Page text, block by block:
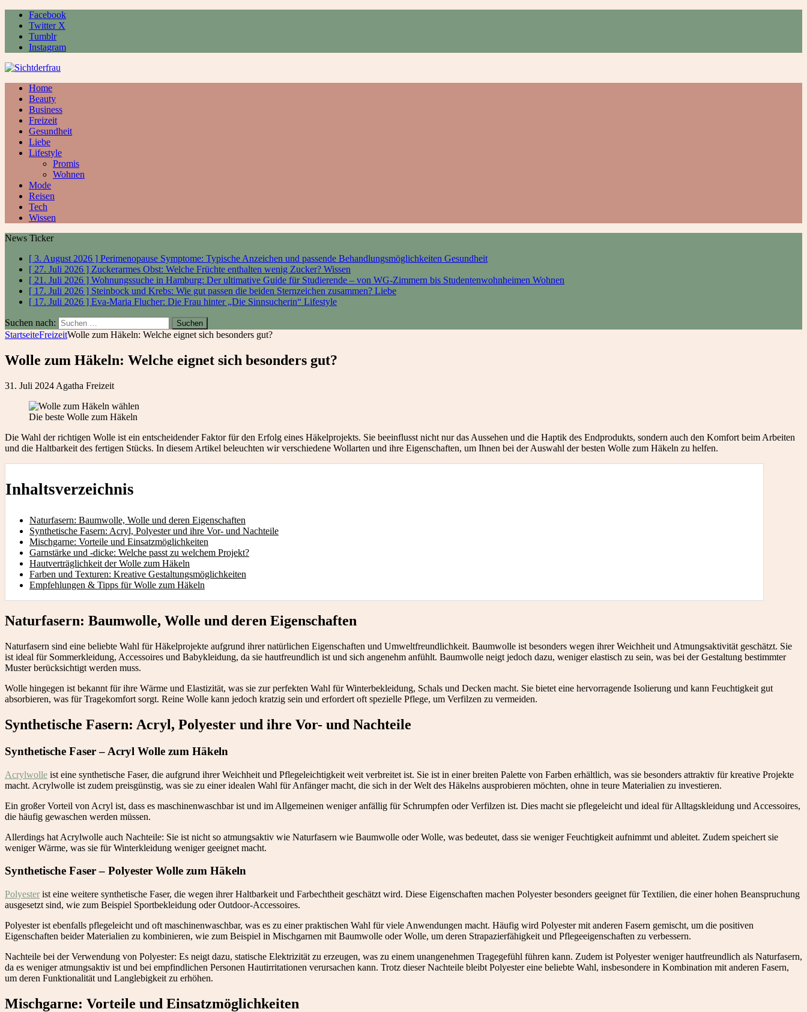
Facebook
Twitter X
Tumblr
Instagram
Home
Beauty
Business
Freizeit
Gesundheit
Liebe
Lifestyle
Promis
Wohnen
Mode
Reisen
Tech
Wissen
News Ticker
[ 3. August 2026 ] Perimenopause Symptome: Typische Anzeichen und passende Behandlungsmöglichkeiten Gesundheit
[ 27. Juli 2026 ] Zuckerarmes Obst: Welche Früchte enthalten wenig Zucker? Wissen
[ 21. Juli 2026 ] Wohnungssuche in Hamburg: Der ultimative Guide für Studierende – von WG-Zimmern bis Studentenwohnheimen Wohnen
[ 17. Juli 2026 ] Steinbock und Krebs: Wie gut passen die beiden Sternzeichen zusammen? Liebe
[ 17. Juli 2026 ] Eva-Maria Flucher: Die Frau hinter „Die Sinnsucherin“ Lifestyle
Suchen nach:
StartseiteFreizeitWolle zum Häkeln: Welche eignet sich besonders gut?
Wolle zum Häkeln: Welche eignet sich besonders gut?
31. Juli 2024 Agatha Freizeit
Die beste Wolle zum Häkeln
Die Wahl der richtigen Wolle ist ein entscheidender Faktor für den Erfolg eines Häkelprojekts. Sie beeinflusst nicht nur das Aussehen und die Haptik des Endprodukts, sondern auch den Komfort beim Arbeiten
und die Haltbarkeit des fertigen Stücks. In diesem Artikel beleuchten wir verschiedene Wollarten und ihre Eigenschaften, um Ihnen bei der Auswahl der besten Wolle zum Häkeln zu helfen.
Inhaltsverzeichnis
Naturfasern: Baumwolle, Wolle und deren Eigenschaften
Synthetische Fasern: Acryl, Polyester und ihre Vor- und Nachteile
Mischgarne: Vorteile und Einsatzmöglichkeiten
Garnstärke und -dicke: Welche passt zu welchem Projekt?
Hautverträglichkeit der Wolle zum Häkeln
Farben und Texturen: Kreative Gestaltungsmöglichkeiten
Empfehlungen & Tipps für Wolle zum Häkeln
Naturfasern: Baumwolle, Wolle und deren Eigenschaften
Naturfasern sind eine beliebte Wahl für Häkelprojekte aufgrund ihrer natürlichen Eigenschaften und Umweltfreundlichkeit. Baumwolle ist besonders wegen ihrer Weichheit und Atmungsaktivität geschätzt. Sie
ist ideal für Sommerkleidung, Accessoires und Babykleidung, da sie hautfreundlich ist und sich angenehm anfühlt. Baumwolle neigt jedoch dazu, weniger elastisch zu sein, was bei der Gestaltung bestimmter
Muster berücksichtigt werden muss.
Wolle hingegen ist bekannt für ihre Wärme und Elastizität, was sie zur perfekten Wahl für Winterbekleidung, Schals und Decken macht. Sie bietet eine hervorragende Isolierung und kann Feuchtigkeit gut
absorbieren, was für Tragekomfort sorgt. Reine Wolle kann jedoch kratzig sein und erfordert oft spezielle Pflege, um Verfilzen zu vermeiden.
Synthetische Fasern: Acryl, Polyester und ihre Vor- und Nachteile
Synthetische Faser – Acryl Wolle zum Häkeln
Acrylwolle ist eine synthetische Faser, die aufgrund ihrer Weichheit und Pflegeleichtigkeit weit verbreitet ist. Sie ist in einer breiten Palette von Farben erhältlich, was sie besonders attraktiv für kreative Projekte
macht. Acrylwolle ist zudem preisgünstig, was sie zu einer idealen Wahl für Anfänger macht, die sich in der Welt des Häkelns ausprobieren möchten, ohne in teure Materialien zu investieren.
Ein großer Vorteil von Acryl ist, dass es maschinenwaschbar ist und im Allgemeinen weniger anfällig für Schrumpfen oder Verfilzen ist. Dies macht sie pflegeleicht und ideal für Alltagskleidung und Accessoires,
die häufig gewaschen werden müssen.
Allerdings hat Acrylwolle auch Nachteile: Sie ist nicht so atmungsaktiv wie Naturfasern wie Baumwolle oder Wolle, was bedeutet, dass sie weniger Feuchtigkeit aufnimmt und ableitet. Zudem speichert sie
weniger Wärme, was sie für Winterkleidung weniger geeignet macht.
Synthetische Faser – Polyester Wolle zum Häkeln
Polyester ist eine weitere synthetische Faser, die wegen ihrer Haltbarkeit und Farbechtheit geschätzt wird. Diese Eigenschaften machen Polyester besonders geeignet für Textilien, die einer hohen Beanspruchung
ausgesetzt sind, wie zum Beispiel Sportbekleidung oder Outdoor-Accessoires.
Polyester ist ebenfalls pflegeleicht und oft maschinenwaschbar, was es zu einer praktischen Wahl für viele Anwendungen macht. Häufig wird Polyester mit anderen Fasern gemischt, um die positiven
Eigenschaften beider Materialien zu kombinieren, wie zum Beispiel in Mischgarnen mit Baumwolle oder Wolle, um deren Strapazierfähigkeit und Pflegeeigenschaften zu verbessern.
Nachteile bei der Verwendung von Polyester: Es neigt dazu, statische Elektrizität zu erzeugen, was zu einem unangenehmen Tragegefühl führen kann. Zudem ist Polyester weniger hautfreundlich als Naturfasern,
da es weniger atmungsaktiv ist und bei empfindlichen Personen Hautirritationen verursachen kann. Trotz dieser Nachteile bleibt Polyester eine beliebte Wahl, insbesondere in Kombination mit anderen Fasern,
um deren Funktionalität und Langlebigkeit zu erhöhen.
Mischgarne: Vorteile und Einsatzmöglichkeiten